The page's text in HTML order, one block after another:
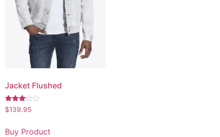
Jacket Flushed
Note
3.00
$139.95
Buy Product